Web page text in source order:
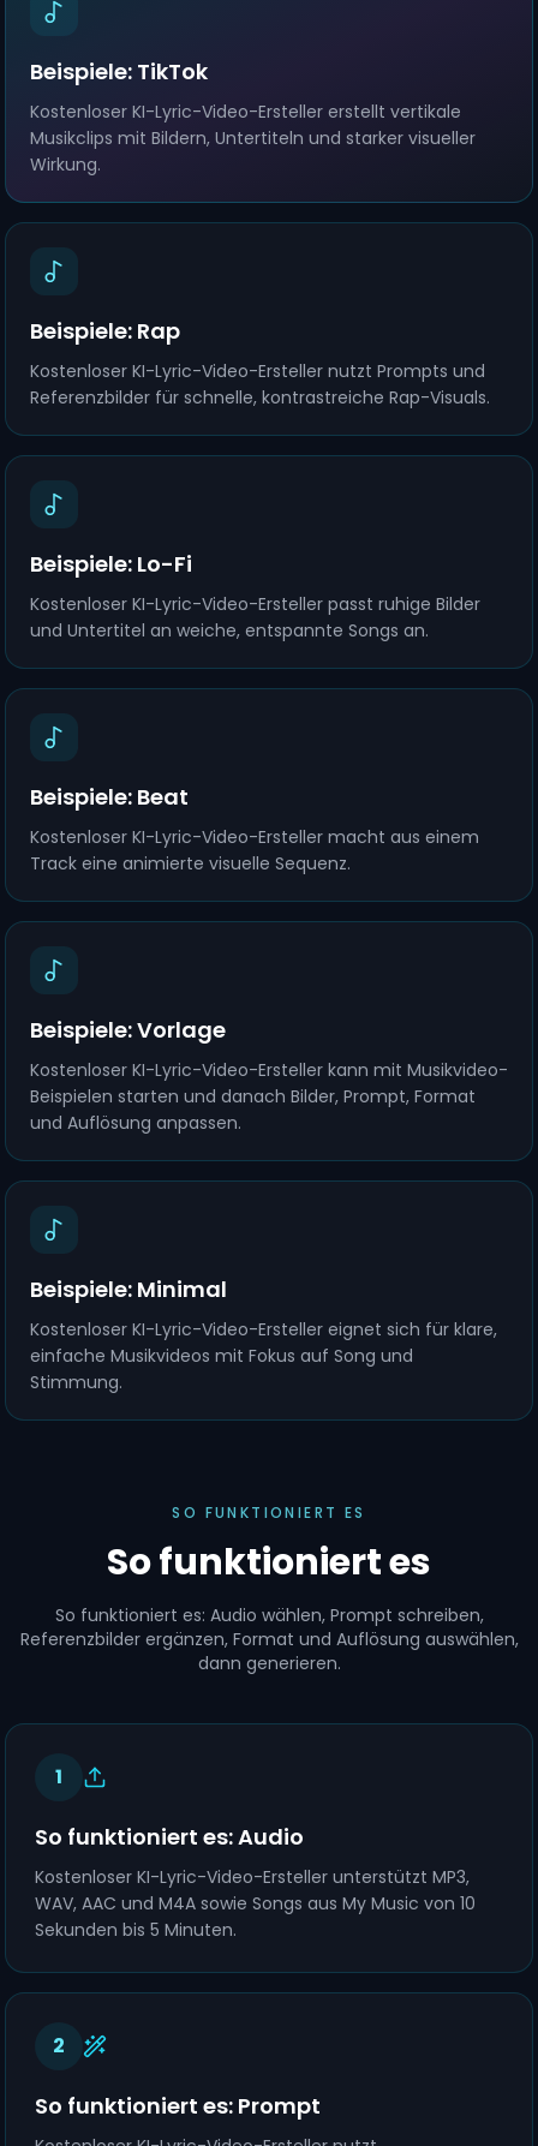
Beispiele: TikTok
Kostenloser KI-Lyric-Video-Ersteller erstellt vertikale
Musikclips mit Bildern, Untertiteln und starker visueller
Wirkung.
Beispiele: Rap
Kostenloser KI-Lyric-Video-Ersteller nutzt Prompts und
Referenzbilder für schnelle, kontrastreiche Rap-Visuals.
Beispiele: Lo-Fi
Kostenloser KI-Lyric-Video-Ersteller passt ruhige Bilder
und Untertitel an weiche, entspannte Songs an.
Beispiele: Beat
Kostenloser KI-Lyric-Video-Ersteller macht aus einem
Track eine animierte visuelle Sequenz.
Beispiele: Vorlage
Kostenloser KI-Lyric-Video-Ersteller kann mit Musikvideo-
Beispielen starten und danach Bilder, Prompt, Format
und Auflösung anpassen.
Beispiele: Minimal
Kostenloser KI-Lyric-Video-Ersteller eignet sich für klare,
einfache Musikvideos mit Fokus auf Song und
Stimmung.
SO FUNKTIONIERT ES
So funktioniert es
So funktioniert es: Audio wählen, Prompt schreiben,
Referenzbilder ergänzen, Format und Auflösung auswählen,
dann generieren.
1
So funktioniert es: Audio
Kostenloser KI-Lyric-Video-Ersteller unterstützt MP3,
WAV, AAC und M4A sowie Songs aus My Music von 10
Sekunden bis 5 Minuten.
2
So funktioniert es: Prompt